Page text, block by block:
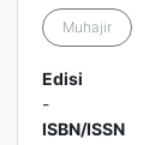
Muhajir
Edisi
-
ISBN/ISSN